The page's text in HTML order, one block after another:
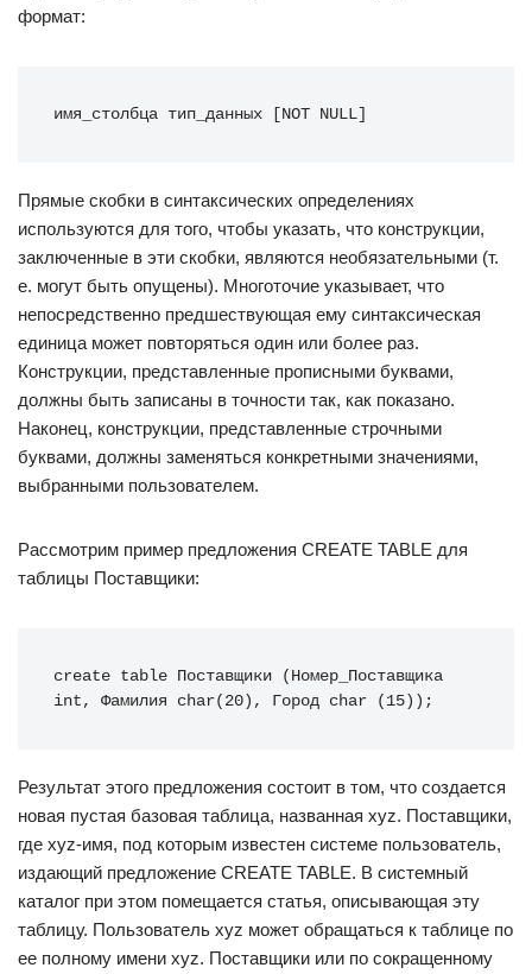
формат:
имя_столбца тип_данных [NOT NULL]
Прямые скобки в синтаксических определениях
используются для того, чтобы указать, что конструкции,
заключенные в эти скобки, являются необязательными (т.
е. могут быть опущены). Многоточие указывает, что
непосредственно предшествующая ему синтаксическая
единица может повторяться один или более раз.
Конструкции, представленные прописными буквами,
должны быть записаны в точности так, как показано.
Наконец, конструкции, представленные строчными
буквами, должны заменяться конкретными значениями,
выбранными пользователем.
Рассмотрим пример предложения CREATE TABLE для
таблицы Поставщики:
create table Поставщики (Номер_Поставщика
int, Фамилия char(20), Город char (15));
Результат этого предложения состоит в том, что создается
новая пустая базовая таблица, названная xyz. Поставщики,
где xyz-имя, под которым известен системе пользователь,
издающий предложение CREATE TABLE. В системный
каталог при этом помещается статья, описывающая эту
таблицу. Пользователь xyz может обращаться к таблице по
ее полному имени xyz. Поставщики или по сокращенному